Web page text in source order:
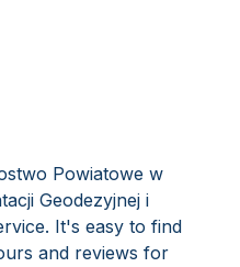
Powiatowe w
Geodezyjnej i
It's easy to find
and reviews for